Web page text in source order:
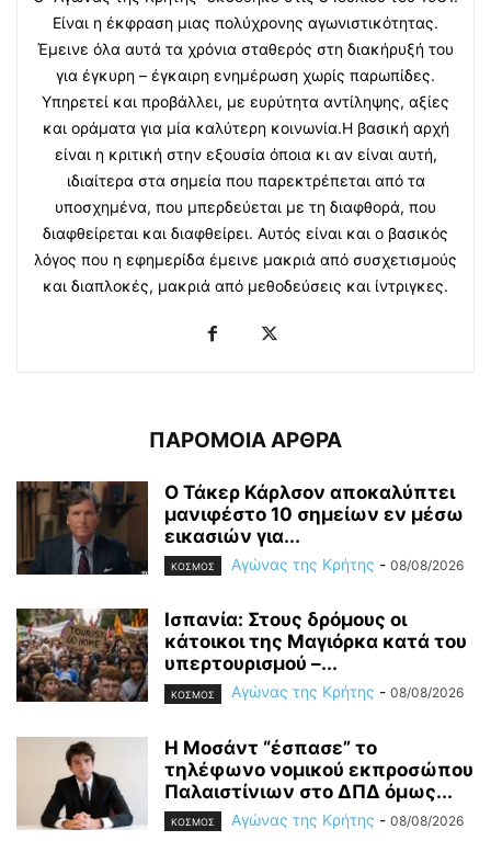
Είναι η έκφραση μιας πολύχρονης αγωνιστικότητας.
Έμεινε όλα αυτά τα χρόνια σταθερός στη διακήρυξή του
για έγκυρη – έγκαιρη ενημέρωση χωρίς παρωπίδες.
Υπηρετεί και προβάλλει, με ευρύτητα αντίληψης, αξίες
και οράματα για μία καλύτερη κοινωνία.Η βασική αρχή
είναι η κριτική στην εξουσία όποια κι αν είναι αυτή,
ιδιαίτερα στα σημεία που παρεκτρέπεται από τα
υποσχημένα, που μπερδεύεται με τη διαφθορά, που
διαφθείρεται και διαφθείρει. Αυτός είναι και ο βασικός
λόγος που η εφημερίδα έμεινε μακριά από συσχετισμούς
και διαπλοκές, μακριά από μεθοδεύσεις και ίντριγκες.
ΠΑΡΟΜΟΙΑ ΑΡΘΡΑ
Ο Τάκερ Κάρλσον αποκαλύπτει
μανιφέστο 10 σημείων εν μέσω
εικασιών για...
ΚΟΣΜΟΣ Αγώνας της Κρήτης - 08/08/2026
Ισπανία: Στους δρόμους οι
κάτοικοι της Μαγιόρκα κατά του
υπερτουρισμού –...
ΚΟΣΜΟΣ Αγώνας της Κρήτης - 08/08/2026
Η Μοσάντ “έσπασε” το
τηλέφωνο νομικού εκπροσώπου
Παλαιστίνιων στο ΔΠΔ όμως...
ΚΟΣΜΟΣ Αγώνας της Κρήτης - 08/08/2026